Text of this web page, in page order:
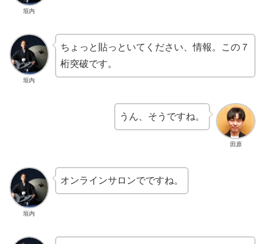
垣内
垣内
ちょっと貼っといてください、情報。この７
桁突破です。
田原
うん、そうですね。
垣内
オンラインサロンでですね。